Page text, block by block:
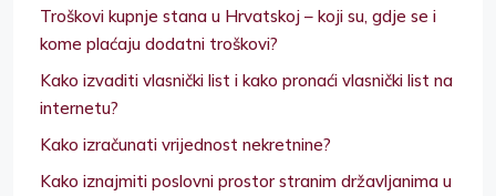
Troškovi kupnje stana u Hrvatskoj – koji su, gdje se i
kome plaćaju dodatni troškovi?
Kako izvaditi vlasnički list i kako pronaći vlasnički list na
internetu?
Kako izračunati vrijednost nekretnine?
Kako iznajmiti poslovni prostor stranim državljanima u